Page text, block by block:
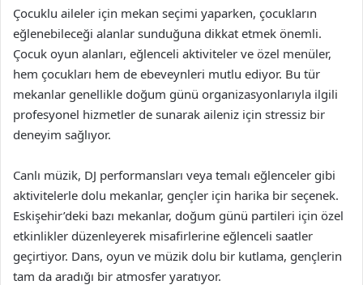
Çocuklu aileler için mekan seçimi yaparken, çocukların
eğlenebileceği alanlar sunduğuna dikkat etmek önemli.
Çocuk oyun alanları, eğlenceli aktiviteler ve özel menüler,
hem çocukları hem de ebeveynleri mutlu ediyor. Bu tür
mekanlar genellikle doğum günü organizasyonlarıyla ilgili
profesyonel hizmetler de sunarak aileniz için stressiz bir
deneyim sağlıyor.
Canlı müzik, DJ performansları veya temalı eğlenceler gibi
aktivitelerle dolu mekanlar, gençler için harika bir seçenek.
Eskişehir’deki bazı mekanlar, doğum günü partileri için özel
etkinlikler düzenleyerek misafirlerine eğlenceli saatler
geçirtiyor. Dans, oyun ve müzik dolu bir kutlama, gençlerin
tam da aradığı bir atmosfer yaratıyor.